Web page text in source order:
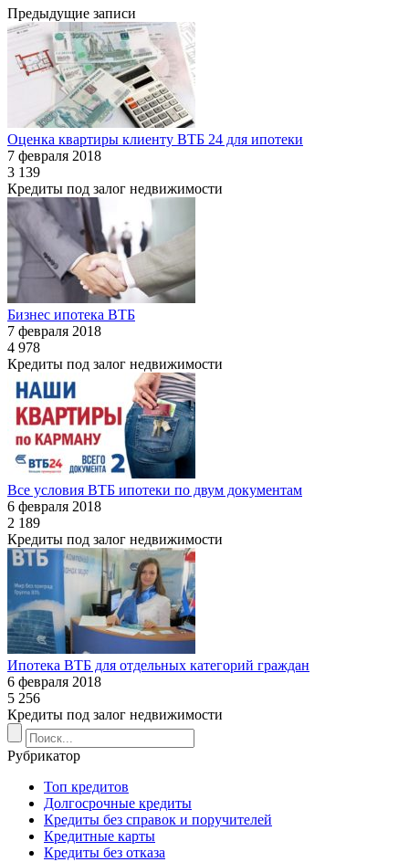
Предыдущие записи
Оценка квартиры клиенту ВТБ 24 для ипотеки
7 февраля 2018
3 139
Кредиты под залог недвижимости
Бизнес ипотека ВТБ
7 февраля 2018
4 978
Кредиты под залог недвижимости
Все условия ВТБ ипотеки по двум документам
6 февраля 2018
2 189
Кредиты под залог недвижимости
Ипотека ВТБ для отдельных категорий граждан
6 февраля 2018
5 256
Кредиты под залог недвижимости
Рубрикатор
Топ кредитов
Долгосрочные кредиты
Кредиты без справок и поручителей
Кредитные карты
Кредиты без отказа